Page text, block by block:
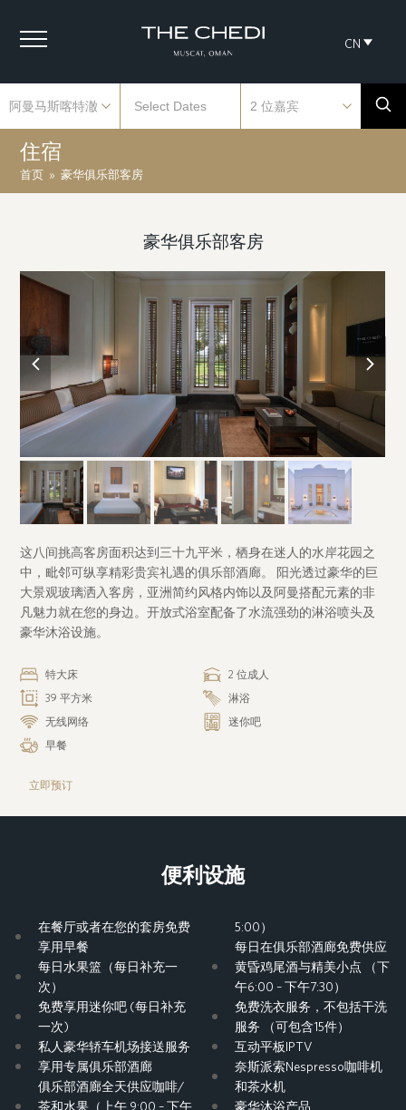
CN
住宿
首页 » 豪华俱乐部客房
豪华俱乐部客房
previous
slide
slide
这八间挑高客房面积达到三十九平米，栖身在迷人的水岸花园之
中，毗邻可纵享精彩贵宾礼遇的俱乐部酒廊。 阳光透过豪华的巨
大景观玻璃洒入客房，亚洲简约风格内饰以及阿曼搭配元素的非
凡魅力就在您的身边。开放式浴室配备了水流强劲的淋浴喷头及
豪华沐浴设施。
特大床
2 位成人
39 平方米
淋浴
无线网络
迷你吧
早餐
立即预订
便利设施
在餐厅或者在您的套房免费
享用早餐
每日水果篮（每日补充一
次）
免费享用迷你吧 (每日补充
一次)
私人豪华轿车机场接送服务
享用专属俱乐部酒廊
俱乐部酒廊全天供应咖啡/
茶和水果（上午 9:00 – 下午
5:00）
每日在俱乐部酒廊免费供应
黄昏鸡尾酒与精美小点 （下
午6:00 – 下午7:30）
免费洗衣服务，不包括干洗
服务 （可包含15件）
互动平板IPTV
奈斯派索Nespresso咖啡机
和茶水机
豪华沐浴产品